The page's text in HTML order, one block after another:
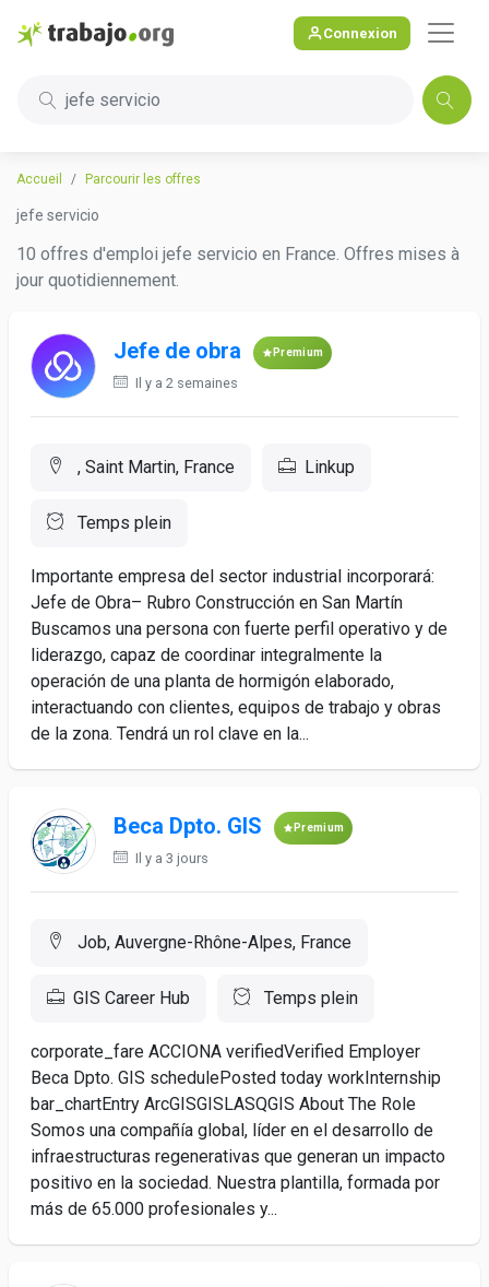
Connexion
jefe servicio
Accueil Parcourir les offres
jefe servicio
10 offres d'emploi jefe servicio en France. Offres mises à
jour quotidiennement.
Jefe de obra Premium
Il y a 2 semaines
, Saint Martin, France Linkup
Temps plein
Importante empresa del sector industrial incorporará:
Jefe de Obra– Rubro Construcción en San Martín
Buscamos una persona con fuerte perfil operativo y de
liderazgo, capaz de coordinar integralmente la
operación de una planta de hormigón elaborado,
interactuando con clientes, equipos de trabajo y obras
de la zona. Tendrá un rol clave en la...
Beca Dpto. GIS Premium
Il y a 3 jours
Job, Auvergne-Rhône-Alpes, France
GIS Career Hub Temps plein
corporate_fare ACCIONA verifiedVerified Employer
Beca Dpto. GIS schedulePosted today workInternship
bar_chartEntry ArcGISGISLASQGIS About The Role
Somos una compañía global, líder en el desarrollo de
infraestructuras regenerativas que generan un impacto
positivo en la sociedad. Nuestra plantilla, formada por
más de 65.000 profesionales y...